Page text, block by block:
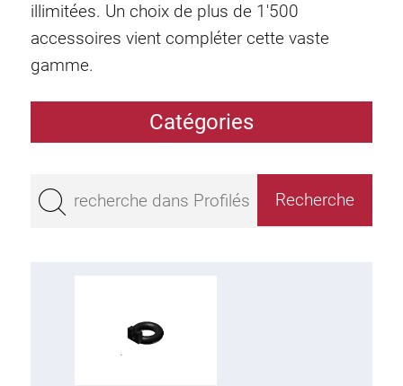
illimitées. Un choix de plus de 1'500
accessoires vient compléter cette vaste
gamme.
Catégories
Bestseller
Profilés base 30
Profilés base 20